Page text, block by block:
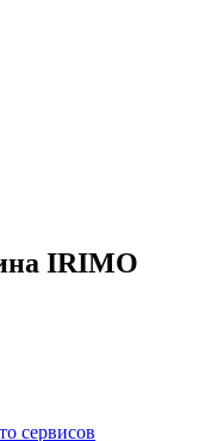
IRIMO
сервисов